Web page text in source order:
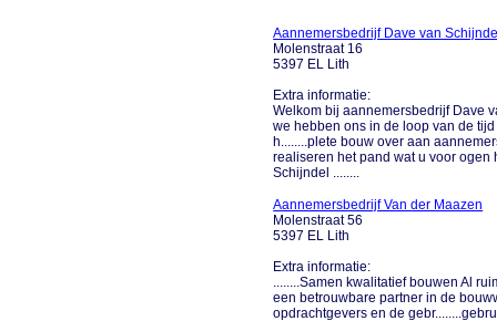
Aannemersbedrijf Dave van
Molenstraat 16
5397 EL Lith
Extra informatie:
Welkom bij aannemersbedrijf Dave
we hebben ons in de loop van de
h........plete bouw over aan
realiseren het pand wat u voor
Schijndel ........
Aannemersbedrijf Van der Maazen
Molenstraat 56
5397 EL Lith
Extra informatie:
........Samen kwalitatief bouwen Al
een betrouwbare partner in de
opdrachtgevers en de